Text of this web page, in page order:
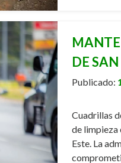
DE
Publicado:
Cuadrillas
de limpieza
Este. La